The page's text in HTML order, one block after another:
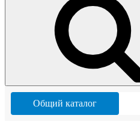
Общий каталог